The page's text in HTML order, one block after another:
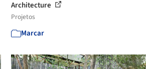
Architecture
Projetos
Marcar